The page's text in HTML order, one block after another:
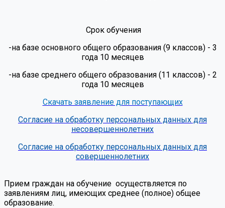
Срок обучения
-на базе основного общего образования (9 классов) - 3
года 10 месяцев
-на базе среднего общего образования (11 классов) - 2
года 10 месяцев
Скачать заявление для поступающих
Согласие на обработку персональных данных для
несовершеннолетних
Согласие на обработку персональных данных для
совершеннолетних
Прием граждан на обучение осуществляется по
заявлениям лиц, имеющих среднее (полное) общее
образование.